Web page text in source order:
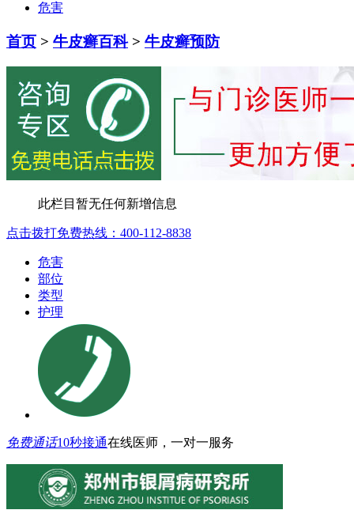
危害
首页 > 牛皮癣百科> 牛皮癣预防
此栏目暂无任何新增信息
点击拨打免费热线：400-112-8838
危害
部位
类型
护理
免费通话10秒接通在线医师，一对一服务